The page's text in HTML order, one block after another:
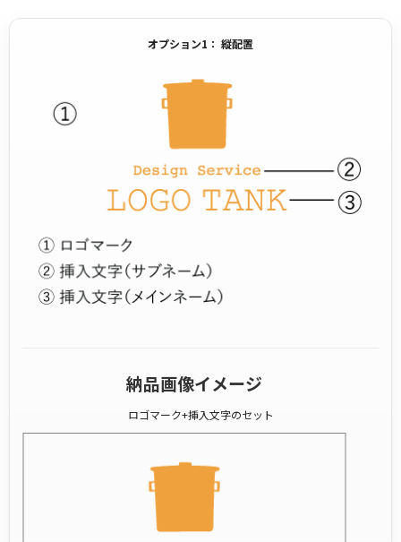
オプション1： 縦配置
納品画像イメージ
ロゴマーク+挿入文字のセット